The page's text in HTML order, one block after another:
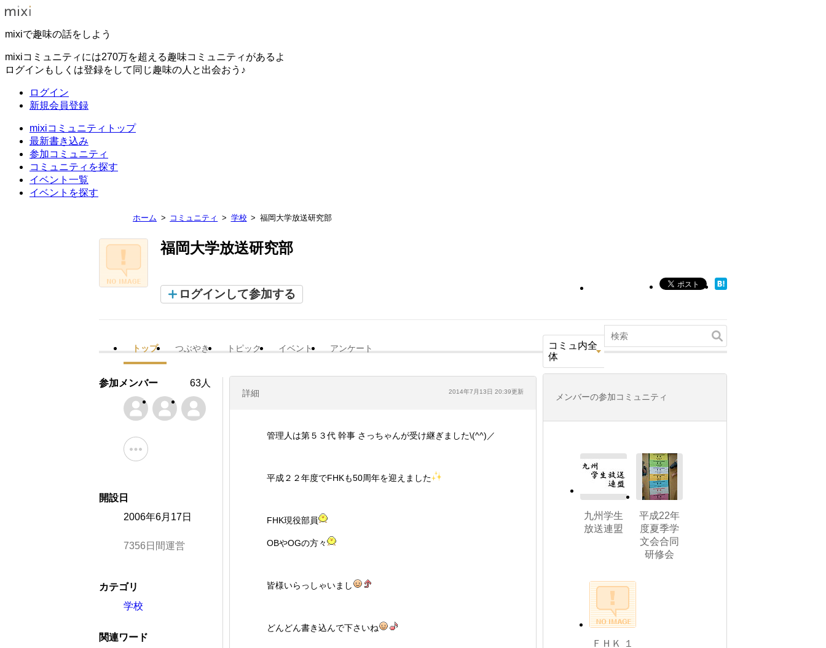
mixiで趣味の話をしよう
mixiコミュニティには270万を超える趣味コミュニティがあるよ
ログインもしくは登録をして同じ趣味の人と出会おう♪
ログイン
新規会員登録
mixiコミュニティトップ
最新書き込み
参加コミュニティ
コミュニティを探す
イベント一覧
イベントを探す
ホーム コミュニティ 学校 福岡大学放送研究部
福岡大学放送研究部
ログインして参加する
トップ つぶやき トピック イベント アンケート
コミュ内全
体
詳細 2014年7月13日 20:39更新
管理人は第５３代 幹事 さっちゃんが受け継ぎました\(^^)／
平成２２年度でFHKも50周年を迎えました
FHK現役部員
OBやOGの方々
皆様いらっしゃいまし
どんどん書き込んで下さいね
参加メンバー 63人
開設日
2006年6月17日
7356日間運営
カテゴリ
学校
関連ワード
メンバーの参加コミュニティ
九州学生
放送連盟
平成22年
度夏季学
文会合同
研修会
ＦＨＫ １